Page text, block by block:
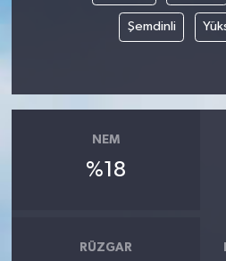
Şemdinli
NEM
%18
RÜZGAR